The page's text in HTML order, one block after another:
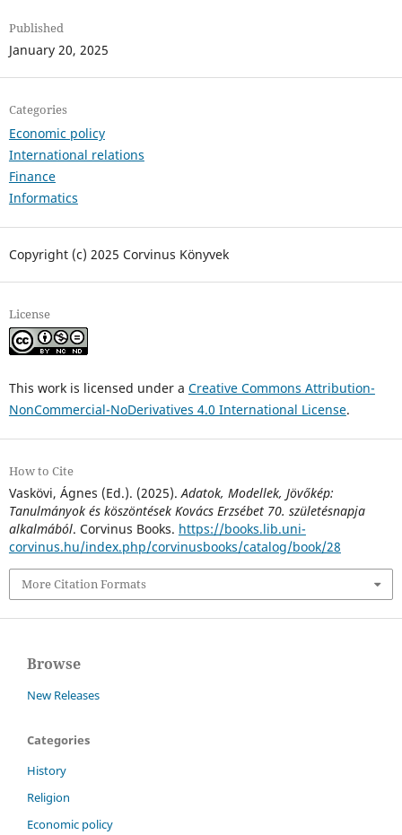
Published
January 20, 2025
Categories
Economic policy
International relations
Finance
Informatics
Copyright (c) 2025 Corvinus Könyvek
License
This work is licensed under a Creative Commons Attribution-
NonCommercial-NoDerivatives 4.0 International License.
How to Cite
Vaskövi, Ágnes (Ed.). (2025).Adatok, Modellek, Jövőkép:
Tanulmányok és köszöntések Kovács Erzsébet 70. születésnapja
alkalmából. Corvinus Books. https://books.lib.uni-
corvinus.hu/index.php/corvinusbooks/catalog/book/28
More Citation Formats
Browse
New Releases
Categories
History
Religion
Economic policy